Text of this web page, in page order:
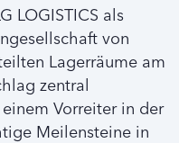
LOGISTICS als
von
Lagerräume am
zentral
Vorreiter in der
Meilensteine in